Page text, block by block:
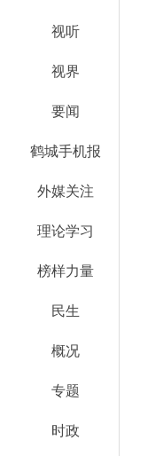
视听
视界
要闻
鹤城手机报
外媒关注
理论学习
榜样力量
民生
概况
专题
时政